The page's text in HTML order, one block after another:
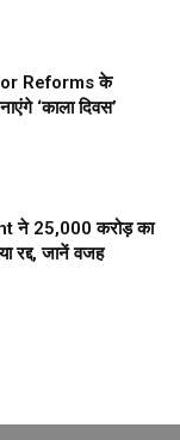
Reforms के
‘काला दिवस’
ने ₹25,000 करोड़ का
रद्द, जानें वजह